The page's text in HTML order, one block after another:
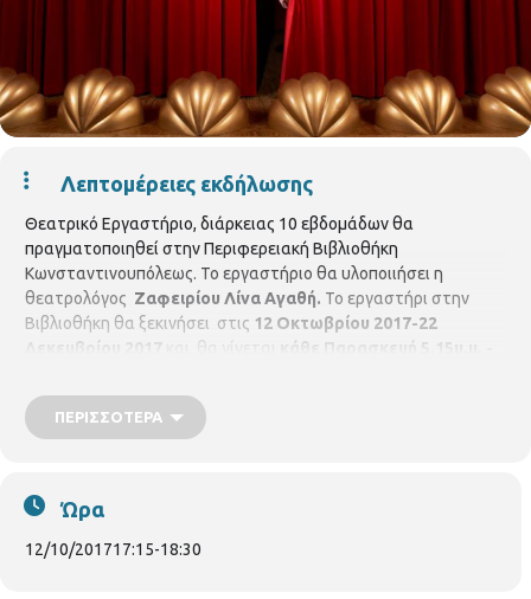
Λεπτομέρειες εκδήλωσης
Θεατρικό Εργαστήριο, διάρκειας 10 εβδομάδων θα
πραγματοποιηθεί στην Περιφερειακή Βιβλιοθήκη
Κωνσταντινουπόλεως. Το εργαστήριο θα υλοποιιήσει η
θεατρολόγος Ζαφειρίου Λίνα Αγαθή. Το εργαστήρι στην
Βιβλιοθήκη θα ξεκινήσει στις 12 Οκτωβρίου 2017-22
Δεκεμβρίου 2017
κάθε Παρασκευή 5.15μ.μ. -
έως 15 παιδιά. Δηλώσεις συμμετοχών θα γίνονται δεκτές από
2/10/2017 ΜΟΝΟ με τη φυσική παρουσία του
επιβάρυνση.
ΠΕΡΙΣΣΌΤΕΡΑ
Ώρα
12/10/201717:15-18:30